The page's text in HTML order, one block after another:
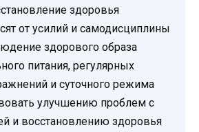
здоровья
от усилий и самодисциплины
здорового образа
питания, регулярных
и суточного режима
улучшению проблем с
и восстановлению здоровья